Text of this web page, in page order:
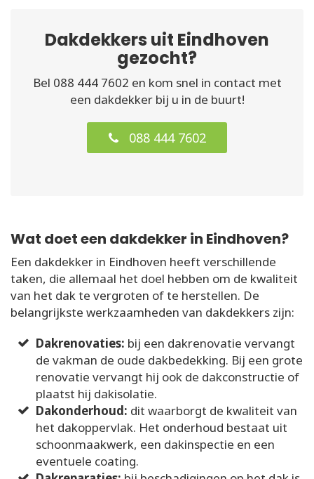
Dakdekkers uit Eindhoven
gezocht?
Bel 088 444 7602 en kom snel in contact met
een dakdekker bij u in de buurt!
088 444 7602
Wat doet een dakdekker in Eindhoven?
Een dakdekker in Eindhoven heeft verschillende
taken, die allemaal het doel hebben om de kwaliteit
van het dak te vergroten of te herstellen. De
belangrijkste werkzaamheden van dakdekkers zijn:
Dakrenovaties: bij een dakrenovatie vervangt
de vakman de oude dakbedekking. Bij een grote
renovatie vervangt hij ook de dakconstructie of
plaatst hij dakisolatie.
Dakonderhoud: dit waarborgt de kwaliteit van
het dakoppervlak. Het onderhoud bestaat uit
schoonmaakwerk, een dakinspectie en een
eventuele coating.